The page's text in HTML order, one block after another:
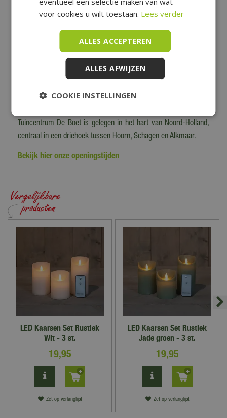
Creëer een warme sfeer in de tuin en rondom het huis met de
buitenverlichting van Tuincentrum De Boet!
Heb je vragen of advies nodig? Dan ben je van harte uitgenodigd
in onze winkel in Hoogwoud. Onze medewerkers geven je graag
advies! Bekijk ons online aanbod en bestel eenvoudig online of
kom langs in onze showroom voor ons complete Boet
Tuincentrum De Boet is gelegen in het hart van Noord-Holland,
centraal in een driehoek tussen Hoorn, Schagen en Alkmaar.
Bekijk hier onze openingstijden
LED Kaarsen Set Rustiek
Wit - 3 st.
19,95
Zet op verlanglijst
LED Kaarsen Set Rustiek
Jade groen - 3 st.
19,95
Zet op verlanglijst
voor cookies u wilt toestaan. Lees verder
ALLES ACCEPTEREN
ALLES AFWIJZEN
COOKIE INSTELLINGEN